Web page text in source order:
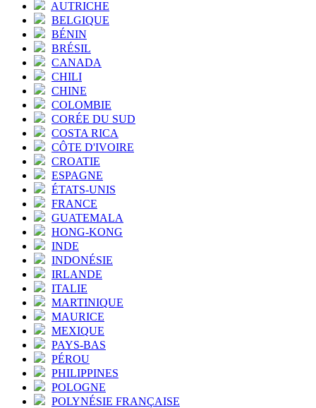
AUTRICHE
BELGIQUE
BÉNIN
BRÉSIL
CANADA
CHILI
CHINE
COLOMBIE
CORÉE DU SUD
COSTA RICA
CÔTE D'IVOIRE
CROATIE
ESPAGNE
ÉTATS-UNIS
FRANCE
GUATEMALA
HONG-KONG
INDE
INDONÉSIE
IRLANDE
ITALIE
MARTINIQUE
MAURICE
MEXIQUE
PAYS-BAS
PÉROU
PHILIPPINES
POLOGNE
POLYNÉSIE FRANÇAISE